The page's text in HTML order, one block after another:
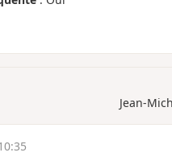
Jean-